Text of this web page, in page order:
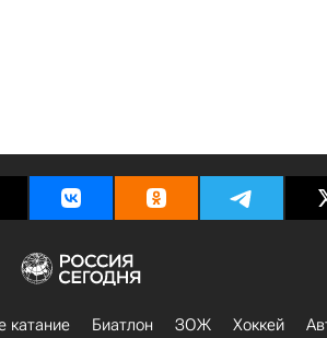
катание Биатлон ЗОЖ Хоккей